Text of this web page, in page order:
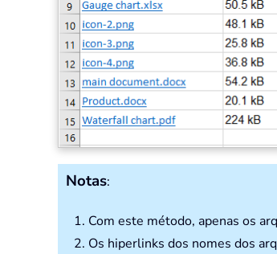
Notas:
1. Com este método, apenas os
2. Os hiperlinks dos nomes dos